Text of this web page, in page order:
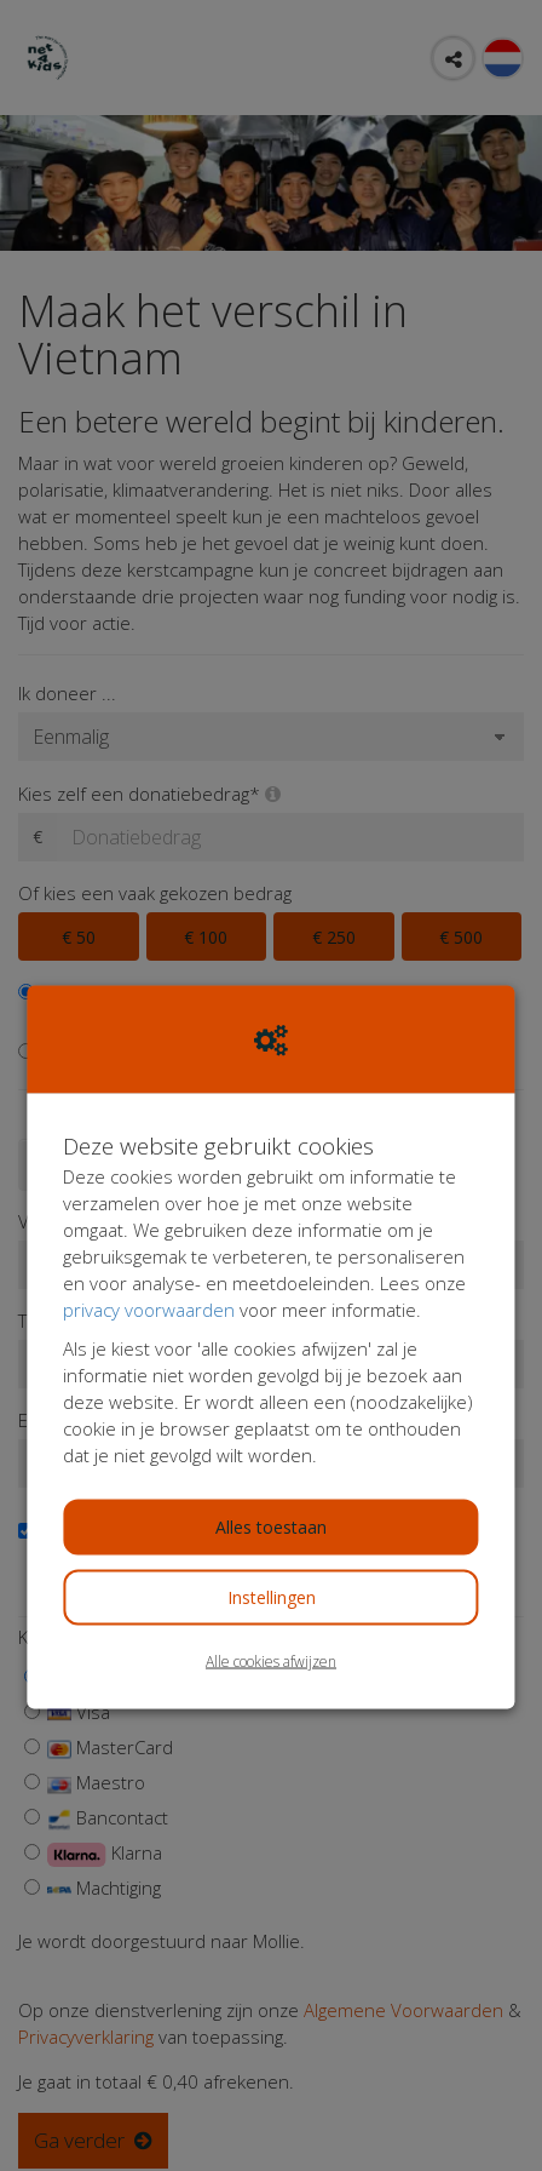
Maak het verschil in
Vietnam
Een betere wereld begint bij kinderen.
Maar in wat voor wereld groeien kinderen op? Geweld,
polarisatie, klimaatverandering. Het is niet niks. Door alles
wat er momenteel speelt kun je een machteloos gevoel
hebben. Soms heb je het gevoel dat je weinig kunt doen.
Tijdens deze kerstcampagne kun je concreet bijdragen aan
onderstaande drie projecten waar nog funding voor nodig is.
Tijd voor actie.
Ik doneer ...
Kies zelf een donatiebedrag*
€
Of kies een vaak gekozen bedrag
€ 50 € 100 € 250 € 500
Ik wil bijdragen aan de transactiekosten en betaal € 0,40
Ik wil niet bijdragen aan de transactiekosten
Doneren als persoon Doneren als bedrijf
Voornaam*
Tussenv. Achternaam*
E-mailadres*
Ja, ik wil de nieuwsbrief ontvangen
Wil je op de hoogte blijven van onze activiteiten? Schrijf je
dan in!
Kies een betaalmethode
iDEAL | Wero
Visa
MasterCard
Maestro
Bancontact
Klarna
Machtiging
Je wordt doorgestuurd naar Mollie.
Op onze dienstverlening zijn onze Algemene Voorwaarden &
Privacyverklaring van toepassing.
Je gaat in totaal € 0,40 afrekenen.
Ga verder
Deze website gebruikt cookies
Deze cookies worden gebruikt om informatie te
verzamelen over hoe je met onze website
omgaat. We gebruiken deze informatie om je
gebruiksgemak te verbeteren, te personaliseren
en voor analyse- en meetdoeleinden. Lees onze
privacy voorwaarden voor meer informatie.
Als je kiest voor 'alle cookies afwijzen' zal je
informatie niet worden gevolgd bij je bezoek aan
deze website. Er wordt alleen een (noodzakelijke)
cookie in je browser geplaatst om te onthouden
dat je niet gevolgd wilt worden.
Alles toestaan
Instellingen
Alle cookies afwijzen